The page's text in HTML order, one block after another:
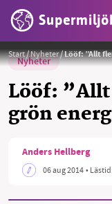
OMRÅDEN
Start/Nyheter/Lööf: ”Allt
Nyheter
Lööf:
grön
Anders Hellberg
06 aug 2014• Lästid: